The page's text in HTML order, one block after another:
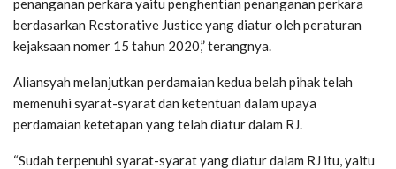
penanganan perkara yaitu penghentian penanganan perkara
berdasarkan Restorative Justice yang diatur oleh peraturan
kejaksaan nomer 15 tahun 2020,” terangnya.
Aliansyah melanjutkan perdamaian kedua belah pihak telah
memenuhi syarat-syarat dan ketentuan dalam upaya
perdamaian ketetapan yang telah diatur dalam RJ.
“Sudah terpenuhi syarat-syarat yang diatur dalam RJ itu, yaitu